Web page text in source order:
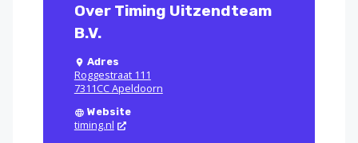
Over Timing Uitzendteam
B.V.
Adres
Roggestraat 111
7311CC Apeldoorn
Website
timing.nl